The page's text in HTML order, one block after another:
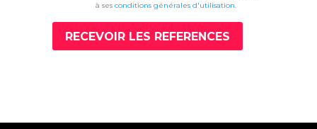
à sesconditions générales d'utilisation.
RECEVOIR LES REFERENCES